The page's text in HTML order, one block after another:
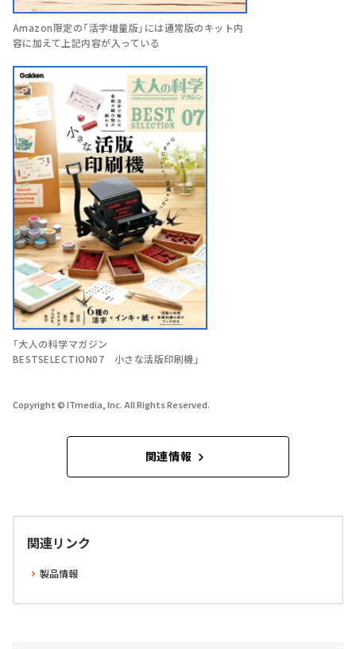
Amazon限定の「活字増量版」には通常版のキット内
容に加えて上記内容が入っている
「大人の科学マガジン
BESTSELECTION07 小さな活版印刷機」
Copyright © ITmedia, Inc. All Rights Reserved.
関連情報
関連リンク
製品情報